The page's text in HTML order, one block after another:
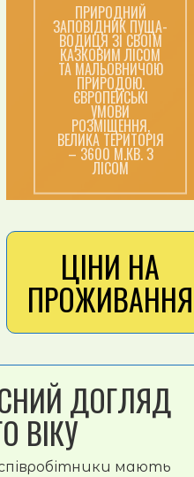
ПРИРОДНИЙ
ЗАПОВІДНИК ПУЩА-
ВОДИЦЯ ЗІ СВОЇМ
КАЗКОВИМ ЛІСОМ
ТА МАЛЬОВНИЧОЮ
ПРИРОДОЮ.
ЄВРОПЕЙСЬКІ
УМОВИ
РОЗМІЩЕННЯ,
ВЕЛИКА ТЕРИТОРІЯ
– 3600 М.КВ. З
ЛІСОМ
ЦІНИ НА
ПРОЖИВАННЯ
ДОГЛЯД
ВІКУ
мають